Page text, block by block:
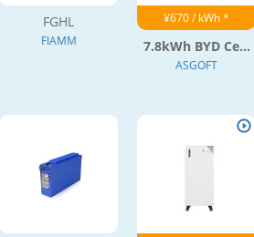
FGHL
FIAMM
¥670 / kWh *
7.8kWh BYD Ce...
ASGOFT